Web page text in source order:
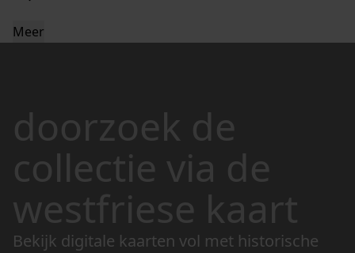
Meer
doorzoek de
collectie via de
westfriese kaart
Bekijk digitale kaarten vol met historische